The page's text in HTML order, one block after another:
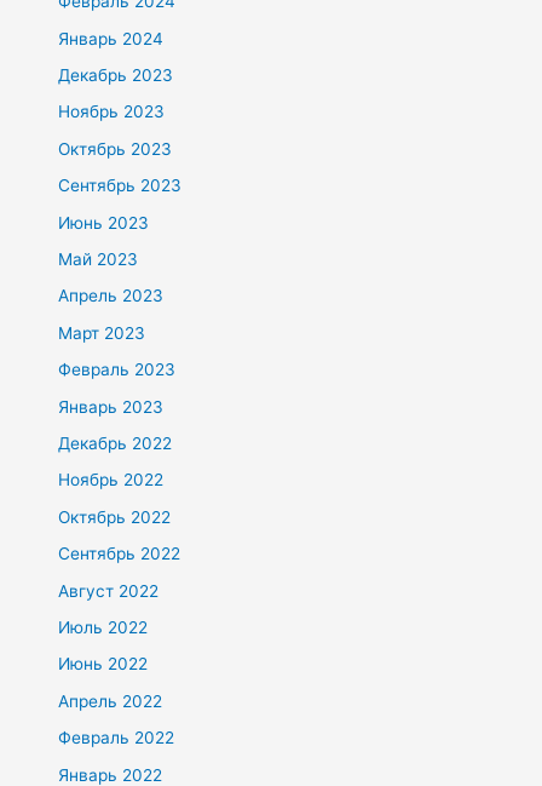
Январь 2024
Декабрь 2023
Ноябрь 2023
Октябрь 2023
Сентябрь 2023
Июнь 2023
Май 2023
Апрель 2023
Март 2023
Февраль 2023
Январь 2023
Декабрь 2022
Ноябрь 2022
Октябрь 2022
Сентябрь 2022
Август 2022
Июль 2022
Июнь 2022
Апрель 2022
Февраль 2022
Январь 2022